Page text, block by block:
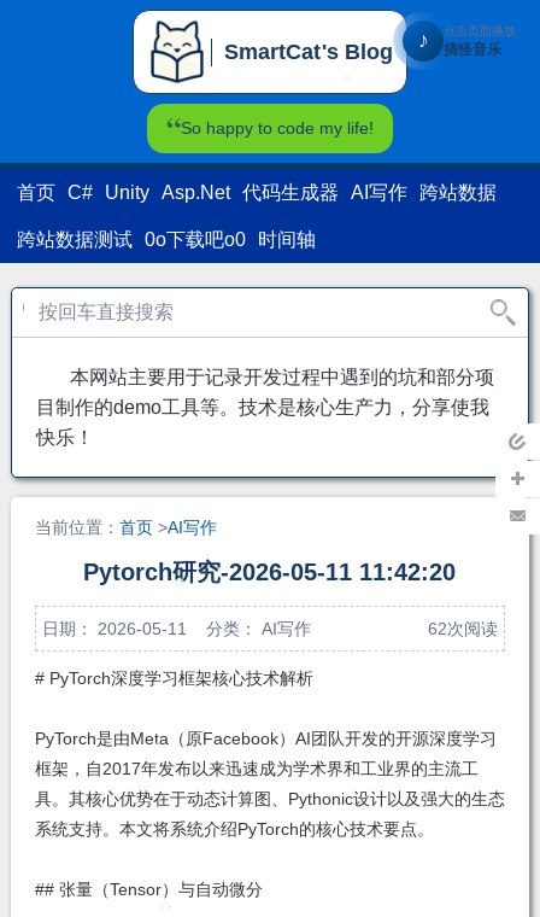
返回
主页
加关
SmartCat's Blog
SmartCat's Blog
So happy to code my life!
首页 C# Unity Asp.Net 代码生成器 AI写作 跨站数据
跨站数据测试 0o下载吧o0 时间轴
本网站主要用于记录开发过程中遇到的坑和部分项
目制作的demo工具等。技术是核心生产力，分享使我
快乐！
当前位置： 首页>AI写作
Pytorch研究-2026-05-11 11:42:20
日期： 2026-05-11 分类： AI写作 62次阅读
# PyTorch深度学习框架核心技术解析
PyTorch是由Meta（原Facebook）AI团队开发的开源深度学习
框架，自2017年发布以来迅速成为学术界和工业界的主流工
具。其核心优势在于动态计算图、Pythonic设计以及强大的生态
系统支持。本文将系统介绍PyTorch的核心技术要点。
## 张量（Tensor）与自动微分
♪ 点击页面播放
搞怪音乐